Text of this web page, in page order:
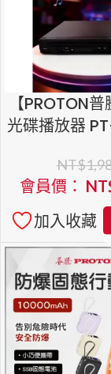
【PROTON
光碟播放器
NT$
會員價：
加入收藏